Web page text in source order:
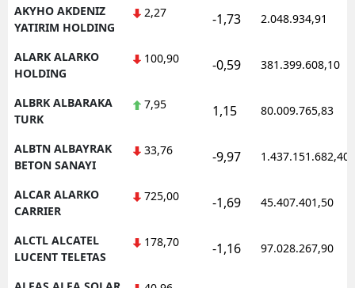
AKYHO AKDENIZ
YATIRIM HOLDING
2,27 -1,73 2.048.934,91
ALARK ALARKO
HOLDING
100,90 -0,59 381.399.608,10
ALBRK ALBARAKA
TURK
7,95 1,15 80.009.765,83
ALBTN ALBAYRAK
BETON SANAYI
33,76 -9,97 1.437.151.682,40
ALCAR ALARKO
CARRIER
725,00 -1,69 45.407.401,50
ALCTL ALCATEL
LUCENT TELETAS
178,70 -1,16 97.028.267,90